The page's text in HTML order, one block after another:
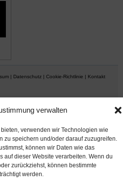
verwalten
verwenden wir Technologien wie
zu speichern und/oder darauf zuzugreifen.
können wir Daten wie das
auf dieser Website verarbeiten. Wenn du
zurückziehst, können bestimmte
werden.
| Datenschutz | Cookie-Richtlinie | Kontakt